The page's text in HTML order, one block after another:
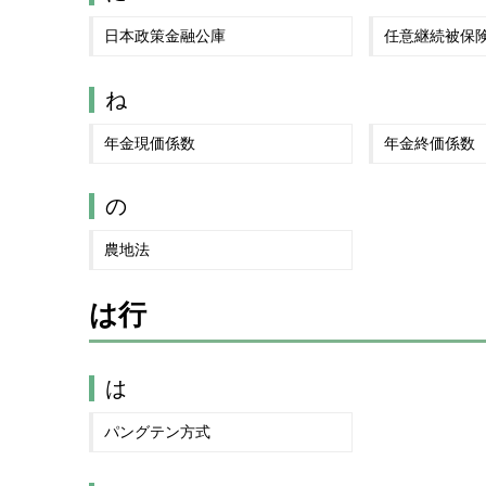
日本政策金融公庫 任意継続被保
ね
年金現価係数 年金終価係数
の
農地法
は行
は
パングテン方式